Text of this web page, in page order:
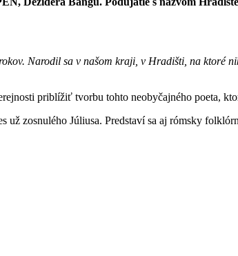
Narodil sa v našom kraji, v Hradišti, na ktoré
priblížiť tvorbu tohto neobyčajného poeta,
zosnulého Júliusa. Predstaví sa aj rómsky